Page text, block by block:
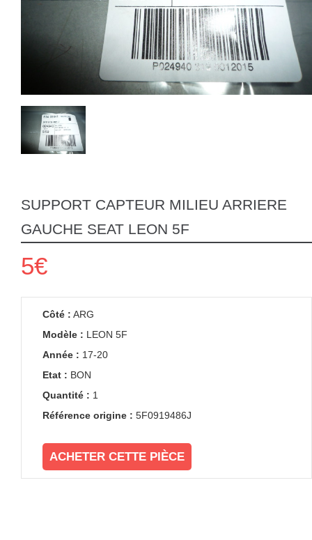
SUPPORT CAPTEUR MILIEU ARRIERE
GAUCHE SEAT LEON 5F
5€
Côté : ARG
Modèle : LEON 5F
Année : 17-20
Etat : BON
Quantité : 1
Référence origine : 5F0919486J
ACHETER CETTE PIÈCE